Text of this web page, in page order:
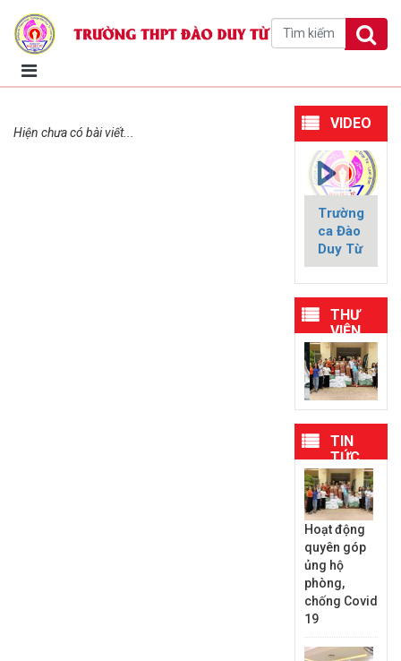
Hiện chưa có bài viết...
VIDEO
Trường
ca Đào
Duy Từ
THƯ
VIỆN
HÌNH
ẢNH
TIN
TỨC
MỚI
NHẤT
Hoạt động
quyên góp
ủng hộ
phòng,
chống Covid
19